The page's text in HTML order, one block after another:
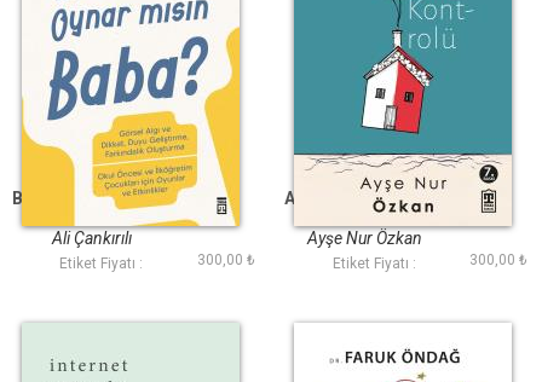
Benimle Oynar mısın
Ali Çankırılı
Etiket Fiyatı : 300,00 ₺
Ailede Öfke Kontrolü
Ayşe Nur Özkan
Etiket Fiyatı : 300,00 ₺